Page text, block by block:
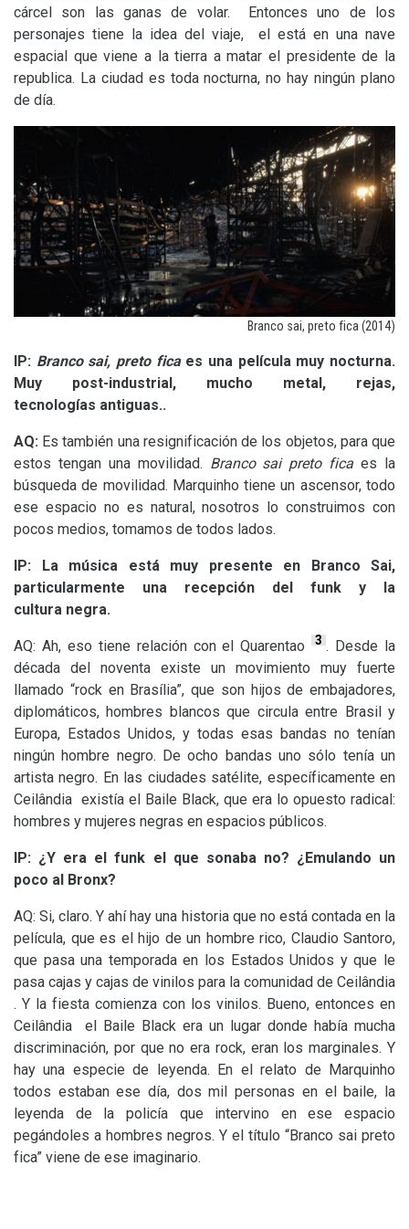
cárcel son las ganas de volar. Entonces uno de los
personajes tiene la idea del viaje, el está en una nave
espacial que viene a la tierra a matar el presidente de la
republica. La ciudad es toda nocturna, no hay ningún plano
de día.
Branco sai, preto fica (2014)
IP: Branco sai, preto ficaes una película muy nocturna.
Muy post-industrial, mucho metal, rejas,
tecnologías antiguas..
AQ: Es también una resignificación de los objetos, para que
estos tengan una movilidad. Branco sai preto fica es la
búsqueda de movilidad. Marquinho tiene un ascensor, todo
ese espacio no es natural, nosotros lo construimos con
pocos medios, tomamos de todos lados.
IP: La música está muy presente en Branco Sai,
particularmente una recepción del funk y la
cultura negra.
AQ: Ah, eso tiene relación con el Quarentao 3 . Desde la
década del noventa existe un movimiento muy fuerte
llamado “rock en Brasília”, que son hijos de embajadores,
diplomáticos, hombres blancos que circula entre Brasil y
Europa, Estados Unidos, y todas esas bandas no tenían
ningún hombre negro. De ocho bandas uno sólo tenía un
artista negro. En las ciudades satélite, específicamente en
Ceilândia existía el Baile Black, que era lo opuesto radical:
hombres y mujeres negras en espacios públicos.
IP: ¿Y era el funk el que sonaba no? ¿Emulando un
poco al Bronx?
AQ: Si, claro. Y ahí hay una historia que no está contada en la
película, que es el hijo de un hombre rico, Claudio Santoro,
que pasa una temporada en los Estados Unidos y que le
pasa cajas y cajas de vinilos para la comunidad de Ceilândia
. Y la fiesta comienza con los vinilos. Bueno, entonces en
Ceilândia el Baile Black era un lugar donde había mucha
discriminación, por que no era rock, eran los marginales. Y
hay una especie de leyenda. En el relato de Marquinho
todos estaban ese día, dos mil personas en el baile, la
leyenda de la policía que intervino en ese espacio
pegándoles a hombres negros. Y el título “Branco sai preto
fica” viene de ese imaginario.